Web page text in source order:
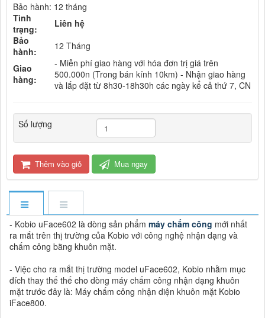
Bảo hành: 12 tháng
Tình
trạng:
Liên hệ
Bảo
hành:
12 Tháng
Giao
hàng:
- Miễn phí giao hàng với hóa đơn trị giá trên
500.000n (Trong bán kính 10km) - Nhận giao hàng
và lắp đặt từ 8h30-18h30h các ngày kể cả thứ 7, CN
Số lượng
Thêm vào giỏ Mua ngay
- Kobio uFace602 là dòng sản phẩm máy chấm công mới nhất
ra mắt trên thị trường của Kobio với công nghệ nhận dạng và
chấm công bằng khuôn mặt.
- Việc cho ra mắt thị trường model uFace602, Kobio nhằm mục
đích thay thế thế cho dòng máy chấm công nhận dạng khuôn
mặt trước đây là: Máy chấm công nhận diện khuôn mặt Kobio
iFace800.